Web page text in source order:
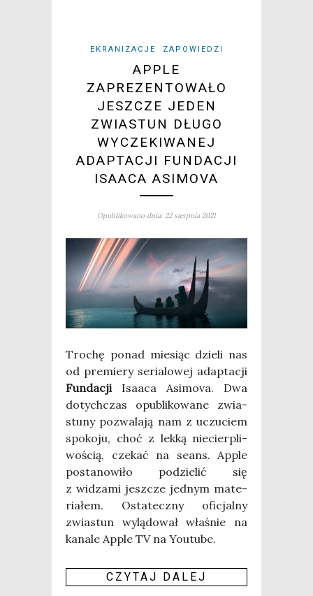
EKRANIZACJE ZAPOWIEDZI
APPLE
ZAPREZENTOWAŁO
JESZCZE JEDEN
ZWIASTUN DŁUGO
WYCZEKIWANEJ
ADAPTACJI FUNDACJI
ISAACA ASIMOVA
Opublikowano dnia: 22 sierpnia 2021
Tro­chę ponad mie­siąc dzie­li nas
od pre­mie­ry seria­lo­wej adap­ta­cji
Fun­da­cjiIsa­aca Asi­mo­va. Dwa
dotych­czas opu­bli­ko­wa­ne zwia­
stu­ny pozwa­la­ją nam z uczu­ciem
spo­ko­ju, choć z lek­ką nie­cier­pli­
wo­ścią, cze­kać na seans. Apple
posta­no­wi­ło podzie­lić się
z widza­mi jesz­cze jed­nym mate­
ria­łem. Osta­tecz­ny ofi­cjal­ny
zwia­stun wylą­do­wał wła­śnie na
kana­le Apple TV na Youtu­be.
CZY­TAJ DALEJ